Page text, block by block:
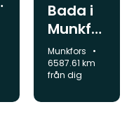
Bada i
Munkfo
rs-
Ransät
er
Kommun:
Munkfors
6587.61 km
från dig